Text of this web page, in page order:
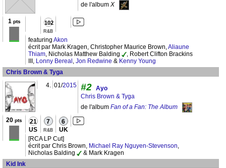
de l'album X
1 pts 102
R&B
featuring Akon
écrit par Mark Kragen, Christopher Maurice Brown,Aliaune
Thiam, Nicholas Matthew Balding
, Robert Clifton Brackins
III, Lonny Bereal, Jon Redwine & Kenny Young
Chris Brown & Tyga
4. 01/2015 #2 Ayo
Chris Brown & Tyga
de l'album Fan of a Fan: The Album
20 pts 21
US
7
R&B
6
UK
[RCA LP Cut]
écrit par Chris Brown, Michael Ray Nguyen-Stevenson
Nicholas Balding
& Mark Kragen
Kid Ink